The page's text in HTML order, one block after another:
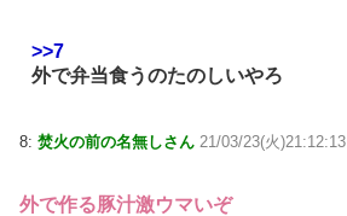
>>7
外で弁当食うのたのしいやろ
8: 焚火の前の名無しさん 21/03/23(火)21:12:13
外で作る豚汁激ウマいぞ